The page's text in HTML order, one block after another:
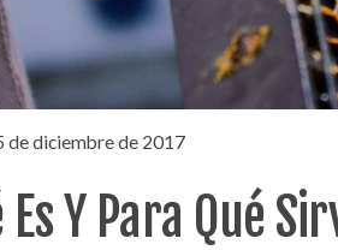
de diciembre de 2017
Es Y Para Qué